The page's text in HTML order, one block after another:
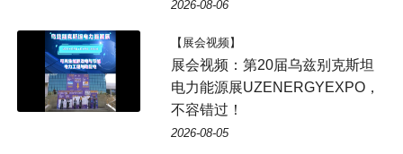
2026-08-06
【展会视频】
展会视频：第20届乌兹别克斯坦
电力能源展UZENERGYEXPO，
不容错过！
2026-08-05